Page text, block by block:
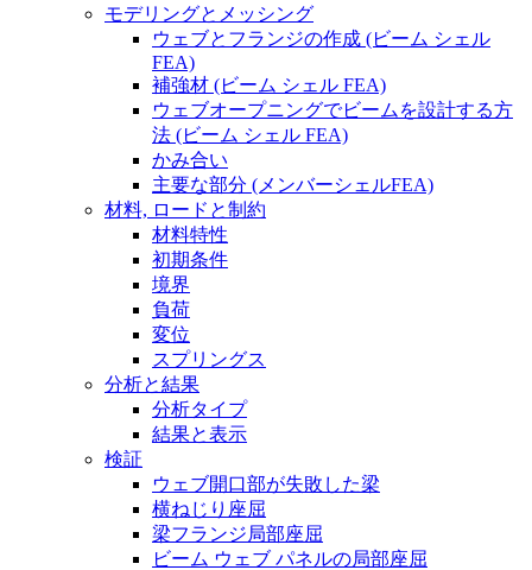
モデリングとメッシング
ウェブとフランジの作成 (ビーム シェル
FEA)
補強材 (ビーム シェル FEA)
ウェブオープニングでビームを設計する方
法 (ビーム シェル FEA)
かみ合い
主要な部分 (メンバーシェルFEA)
材料, ロードと制約
材料特性
初期条件
境界
負荷
変位
スプリングス
分析と結果
分析タイプ
結果と表示
検証
ウェブ開口部が失敗した梁
横ねじり座屈
梁フランジ局部座屈
ビーム ウェブ パネルの局部座屈